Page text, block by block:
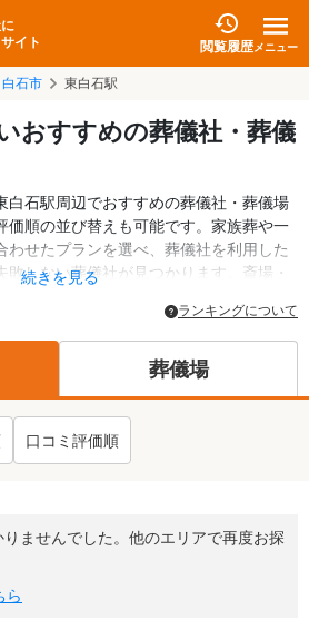
イト
閲覧履歴メニュー
白石市 東白石駅
おすすめの葬儀社・葬儀
白石駅周辺でおすすめの葬儀社・葬儀場
価順の並び替えも可能です。家族葬や一
わせたプランを選べ、葬儀社を利用した
しない葬儀社が見つかります。斎場・
間の相談受付で深夜・早朝でも対応可能
続きを見る
ランキングについて
葬儀場
口コミ評価順
ませんでした。他のエリアで再度お探
ら